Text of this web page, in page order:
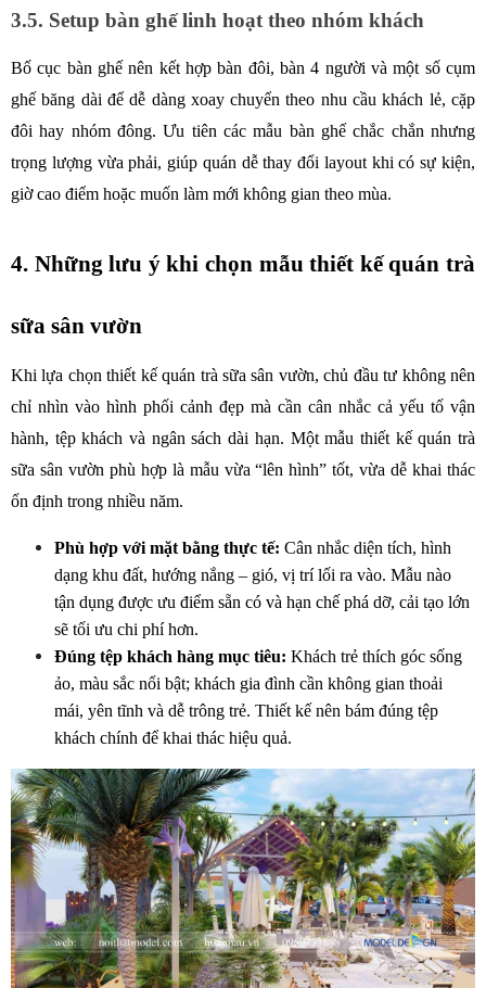
3.5. Setup bàn ghế linh hoạt theo nhóm khách
Bố cục bàn ghế nên kết hợp bàn đôi, bàn 4 người và một số cụm
ghế băng dài để dễ dàng xoay chuyển theo nhu cầu khách lẻ, cặp
đôi hay nhóm đông. Ưu tiên các mẫu bàn ghế chắc chắn nhưng
trọng lượng vừa phải, giúp quán dễ thay đổi layout khi có sự kiện,
giờ cao điểm hoặc muốn làm mới không gian theo mùa.
4. Những lưu ý khi chọn mẫu thiết kế quán trà
sữa sân vườn
Khi lựa chọn thiết kế quán trà sữa sân vườn, chủ đầu tư không nên
chỉ nhìn vào hình phối cảnh đẹp mà cần cân nhắc cả yếu tố vận
hành, tệp khách và ngân sách dài hạn. Một mẫu thiết kế quán trà
sữa sân vườn phù hợp là mẫu vừa “lên hình” tốt, vừa dễ khai thác
ổn định trong nhiều năm.
Phù hợp với mặt bằng thực tế: Cân nhắc diện tích, hình
dạng khu đất, hướng nắng – gió, vị trí lối ra vào. Mẫu nào
tận dụng được ưu điểm sẵn có và hạn chế phá dỡ, cải tạo lớn
sẽ tối ưu chi phí hơn.
Đúng tệp khách hàng mục tiêu: Khách trẻ thích góc sống
ảo, màu sắc nổi bật; khách gia đình cần không gian thoải
mái, yên tĩnh và dễ trông trẻ. Thiết kế nên bám đúng tệp
khách chính để khai thác hiệu quả.